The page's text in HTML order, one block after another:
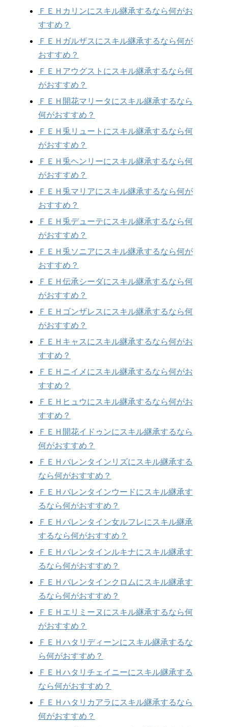
ＦＥＨカリンにスキル継承するなら何がお
すすめ？
ＦＥＨガルザスにスキル継承するなら何が
おすすめ？
ＦＥＨアウグストにスキル継承するなら何
がおすすめ？
ＦＥＨ開花マリータにスキル継承するなら
何がおすすめ？
ＦＥＨ兎リュートにスキル継承するなら何
がおすすめ？
ＦＥＨ兎ヘンリーにスキル継承するなら何
がおすすめ？
ＦＥＨ兎マリアにスキル継承するなら何が
おすすめ？
ＦＥＨ兎デューテにスキル継承するなら何
がおすすめ？
ＦＥＨ兎ソニアにスキル継承するなら何が
おすすめ？
ＦＥＨ伝承シーダにスキル継承するなら何
がおすすめ？
ＦＥＨゴンザレスにスキル継承するなら何
がおすすめ？
ＦＥＨキャスにスキル継承するなら何がお
すすめ？
ＦＥＨニイメにスキル継承するなら何がお
すすめ？
ＦＥＨヒュウにスキル継承するなら何がお
すすめ？
ＦＥＨ開花イドゥンにスキル継承するなら
何がおすすめ？
ＦＥＨバレンタインリズにスキル継承する
なら何がおすすめ？
ＦＥＨバレンタインウードにスキル継承す
るなら何がおすすめ？
ＦＥＨバレンタイン女ルフレにスキル継承
するなら何がおすすめ？
ＦＥＨバレンタインルキナにスキル継承す
るなら何がおすすめ？
ＦＥＨバレンタインクロムにスキル継承す
るなら何がおすすめ？
ＦＥＨエリミーヌにスキル継承するなら何
がおすすめ？
ＦＥＨハタリディーンにスキル継承するな
ら何がおすすめ？
ＦＥＨハタリチェイニーにスキル継承する
なら何がおすすめ？
ＦＥＨハタリカアラにスキル継承するなら
何がおすすめ？